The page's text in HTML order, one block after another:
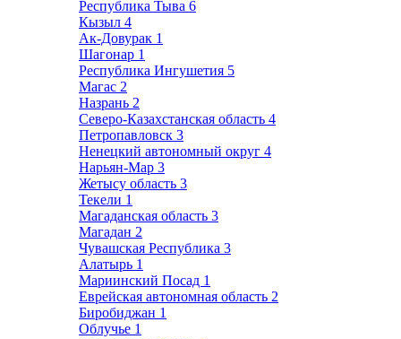
Республика Тыва 6
Кызыл 4
Ак-Довурак 1
Шагонар 1
Республика Ингушетия 5
Магас 2
Назрань 2
Северо-Казахстанская область 4
Петропавловск 3
Ненецкий автономный округ 4
Нарьян-Мар 3
Жетысу область 3
Текели 1
Магаданская область 3
Магадан 2
Чувашская Республика 3
Алатырь 1
Мариинский Посад 1
Еврейская автономная область 2
Биробиджан 1
Облучье 1